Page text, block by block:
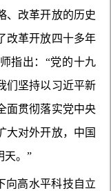
、改革开放的历史
改革开放四十多年
指出：“党的十九
们坚持以习近平新
面贯彻落实党中央
大对外开放，中国
天。”
向高水平科技自立